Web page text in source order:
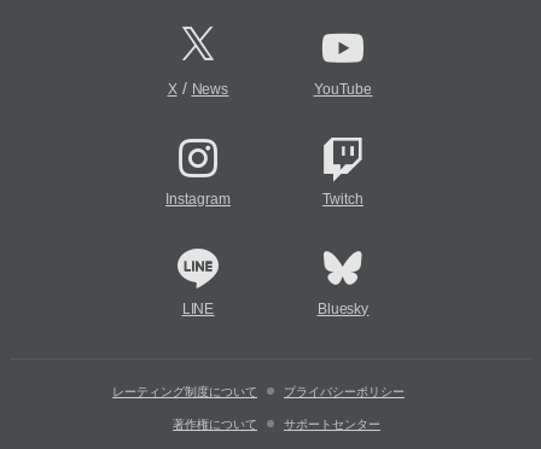
X/ News YouTube
Instagram Twitch
LINE Bluesky
レーティング制度について プライバシーポリシー
著作権について サポートセンター